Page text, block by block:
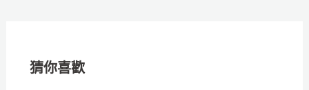
猜你喜歡